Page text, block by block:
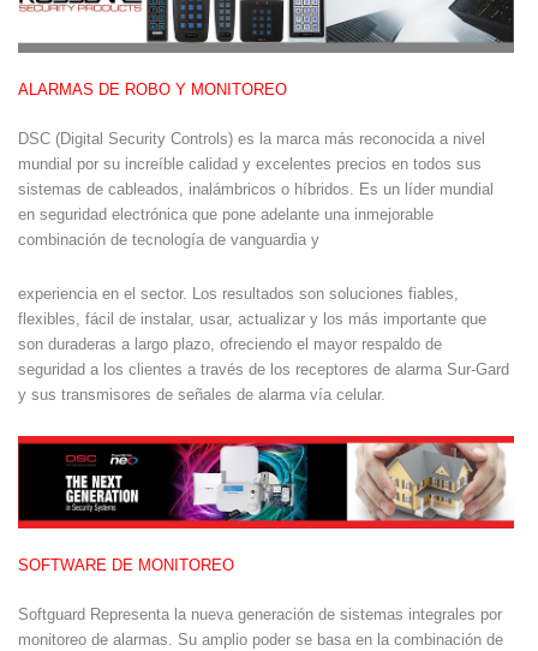
ALARMAS DE ROBO Y MONITOREO
DSC (Digital Security Controls) es la marca más reconocida a nivel
mundial por su increíble calidad y excelentes precios en todos sus
sistemas de cableados, inalámbricos o híbridos. Es un líder mundial
en seguridad electrónica que pone adelante una inmejorable
combinación de tecnología de vanguardia y
experiencia en el sector. Los resultados son soluciones fiables,
flexibles, fácil de instalar, usar, actualizar y los más importante que
son duraderas a largo plazo, ofreciendo el mayor respaldo de
seguridad a los clientes a través de los receptores de alarma Sur-Gard
y sus transmisores de señales de alarma vía celular.
SOFTWARE DE MONITOREO
Softguard Representa la nueva generación de sistemas integrales por
monitoreo de alarmas. Su amplio poder se basa en la combinación de